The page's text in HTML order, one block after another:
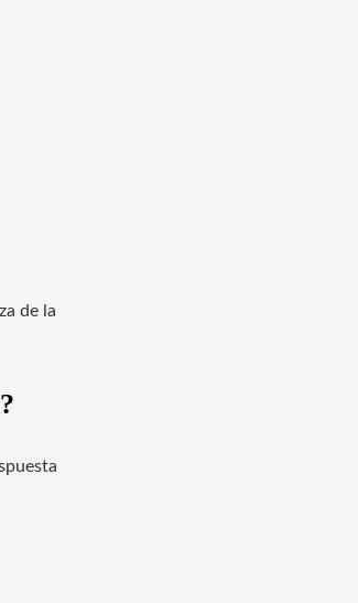
de la